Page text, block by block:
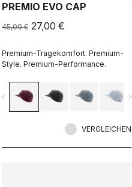
PREMIO EVO CAP
45,00 € 27,00 €
Premium-Tragekomfort. Premium-
Style. Premium-Performance.
navigate_next
VERGLEICHEN